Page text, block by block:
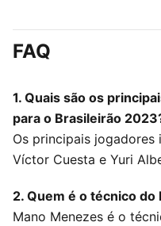
FAQ
1. Quais são os
para o Brasileirão
Os principais jogadores
Víctor Cuesta e Yuri
2. Quem é o técnico do
Mano Menezes é o